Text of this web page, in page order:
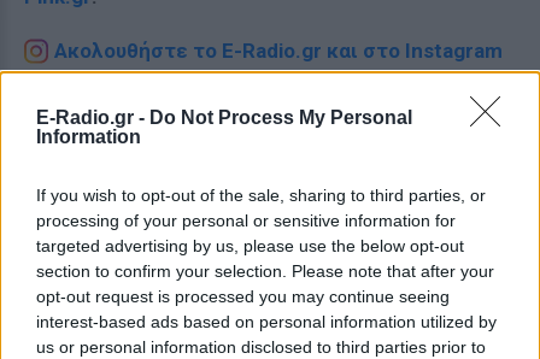
E-Radio.gr - Do Not Process My Personal
Information
If you wish to opt-out of the sale, sharing to third parties, or
processing of your personal or sensitive information for
targeted advertising by us, please use the below opt-out
section to confirm your selection. Please note that after your
opt-out request is processed you may continue seeing
interest-based ads based on personal information utilized by
us or personal information disclosed to third parties prior to
Ακολουθήστε το E-Radio.gr και στο Instagram